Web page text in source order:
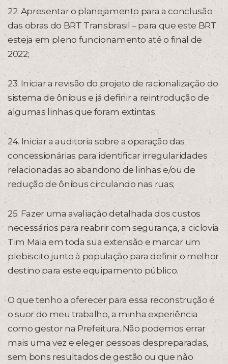
22. Apresentar o planejamento para a conclusão
das obras do BRT Transbrasil – para que este BRT
esteja em pleno funcionamento até o final de
2022;
23. Iniciar a revisão do projeto de racionalização do
sistema de ônibus e já definir a reintrodução de
algumas linhas que foram extintas;
24. Iniciar a auditoria sobre a operação das
concessionárias para identificar irregularidades
relacionadas ao abandono de linhas e/ou de
redução de ônibus circulando nas ruas;
25. Fazer uma avaliação detalhada dos custos
necessários para reabrir com segurança, a ciclovia
Tim Maia em toda sua extensão e marcar um
plebiscito junto à população para definir o melhor
destino para este equipamento público.
O que tenho a oferecer para essa reconstrução é
o suor do meu trabalho, a minha experiência
como gestor na Prefeitura. Não podemos errar
mais uma vez e eleger pessoas despreparadas,
sem bons resultados de gestão ou que não